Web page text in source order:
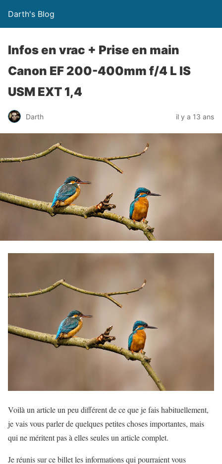
Darth's Blog
Infos en vrac + Prise en main
Canon EF 200-400mm f/4 L IS
USM EXT 1,4
Darth il y a 13 ans
Voilà un article un peu différent de ce que je fais habituellement,
je vais vous parler de quelques petites choses importantes, mais
qui ne méritent pas à elles seules un article complet.
Je réunis sur ce billet les informations qui pourraient vous